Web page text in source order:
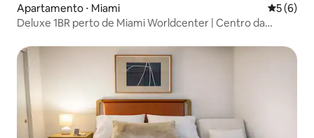
Apartamento ⋅ Miami 5 de
5 (6)
Deluxe 1BR perto de Miami Worldcenter | Centro da